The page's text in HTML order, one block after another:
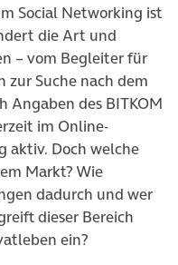
Social Networking ist
die Art und
– vom Begleiter für
zur Suche nach dem
Angaben des BITKOM
im Online-
aktiv. Doch welche
Markt? Wie
dadurch und wer
dieser Bereich
ein?